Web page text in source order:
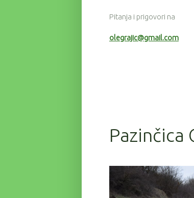
Pitanja i prigovori na
olegrajic@gmail.com
Pazinčica